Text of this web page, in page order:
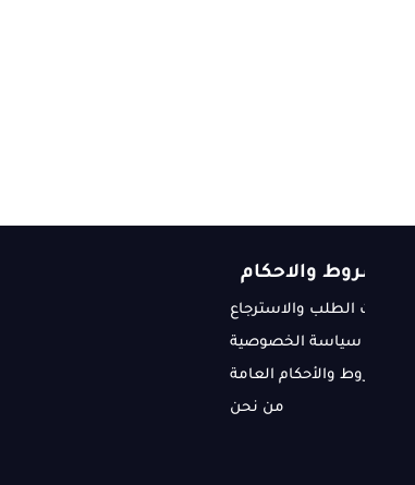
شروط والاحكام
سياسات الطلب والاسترجاع
سياسة الخصوصية
الشروط والأحكام العامة
من نحن